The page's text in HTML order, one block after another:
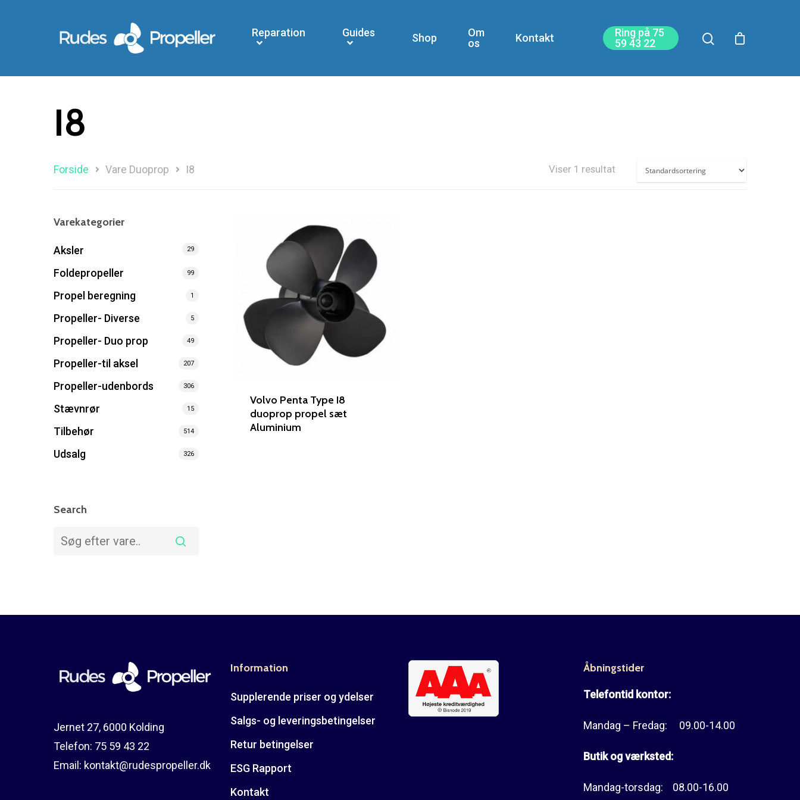
Reparation Guides Shop
Om
os
Kontakt
Ring på 75
59 43 22
I8
Viser 1 resultat
Forside Vare Duoprop I8
Varekategorier
Aksler 29
Foldepropeller 99
Propel beregning 1
Propeller- Diverse 5
Propeller- Duo prop 49
Propeller-til aksel 207
Propeller-udenbords 306
Stævnrør 15
Tilbehør 514
Udsalg 326
Search
Volvo Penta Type I8
duoprop propel sæt
Aluminium
Jernet 27, 6000 Kolding
Telefon: 75 59 43 22
Email: kontakt@rudespropeller.dk
Information
Supplerende priser og ydelser
Salgs- og leveringsbetingelser
Retur betingelser
ESG Rapport
Kontakt
Åbningstider
Telefontid kontor:
Mandag – Fredag: 09.00-14.00
Butik og værksted:
Mandag-torsdag: 08.00-16.00